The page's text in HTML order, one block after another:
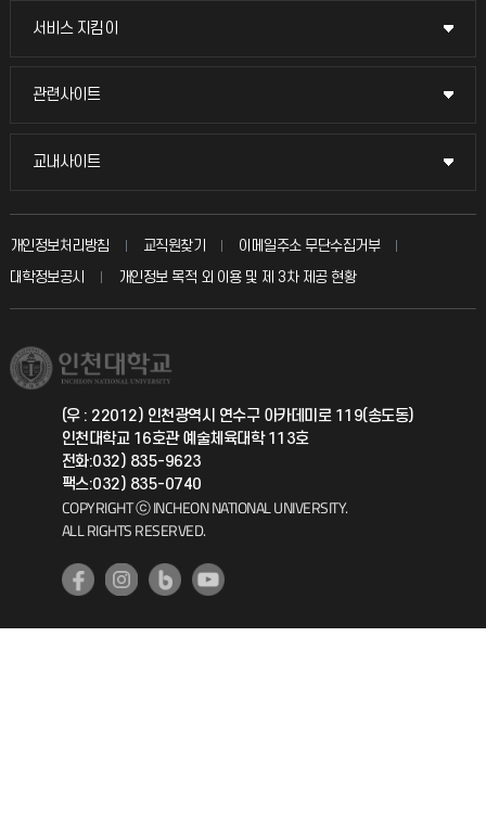
교무회의방송
입학안내
취업정보(학생)
서비스 지킴이
서비스 지킴이
묻고 답하기
칭찬마당
학생서비스 지킴이
관련사이트
관련사이트
국방헬프콜
총동문회
교내사이트
교내사이트
교수회
교육혁신본부
국제지원과
공자아카데미
기초교육원
개인정보처리방침 교직원찾기
이메일주소 무단수집거부
대학정보공시
개인정보 목적 외 이용 및 제 3차 제공 현황
(우 : 22012) 인천광역시 연수구 아카데미로 119(송도동)
인천대학교 16호관 예술체육대학 113호
전화:032) 835-9623
팩스:032) 835-0740
COPYRIGHT ⓒ INCHEON NATIONAL UNIVERSITY.
ALL RIGHTS RESERVED.